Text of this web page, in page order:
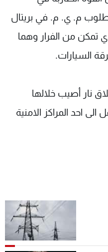
م. ي. م. في بريتال
تمكن من الفرار وهما
السيارات.
نار أصيب خلالها
احد المراكز الامنية
الخصوصية